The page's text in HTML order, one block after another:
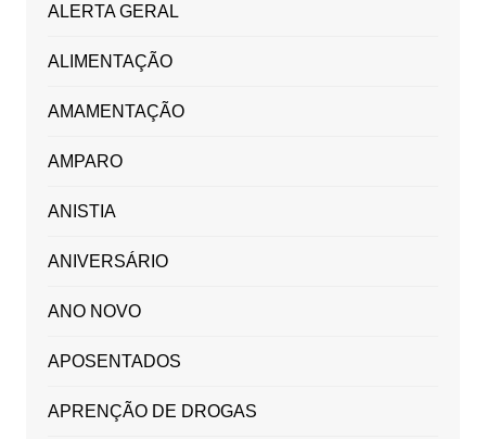
ALERTA GERAL
ALIMENTAÇÃO
AMAMENTAÇÃO
AMPARO
ANISTIA
ANIVERSÁRIO
ANO NOVO
APOSENTADOS
APRENÇÃO DE DROGAS